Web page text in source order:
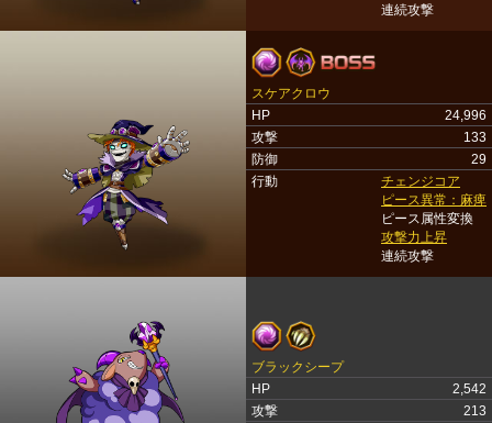
連続攻撃
スケアクロウ
HP
24,996
攻撃
133
防御
29
行動
チェンジコア
ピース異常：麻痺
ピース属性変換
攻撃力上昇
連続攻撃
ブラックシープ
HP
2,542
攻撃
213